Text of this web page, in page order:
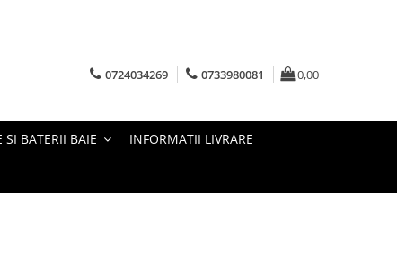
0724034269 0733980081 0,00
SI BATERII BAIE INFORMATII LIVRARE